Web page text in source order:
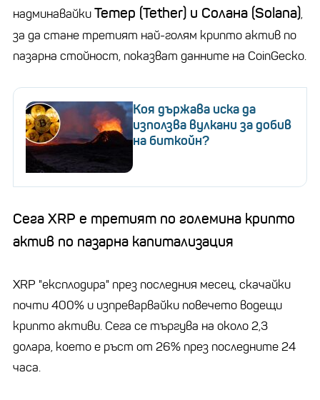
надминавайкиТетер (Tether) и Солана (Solana),
за да стане третият най-голям крипто актив по
пазарна стойност, показват данните на CoinGecko.
Коя държава иска да
използва вулкани за добив
на биткойн?
Сега XRP е третият по големина крипто
актив по пазарна капитализация
XRP "експлодира" през последния месец, скачайки
почти 400% и изпреварвайки повечето водещи
крипто активи. Сега се търгува на около 2,3
долара, което е ръст от 26% през последните 24
часа.